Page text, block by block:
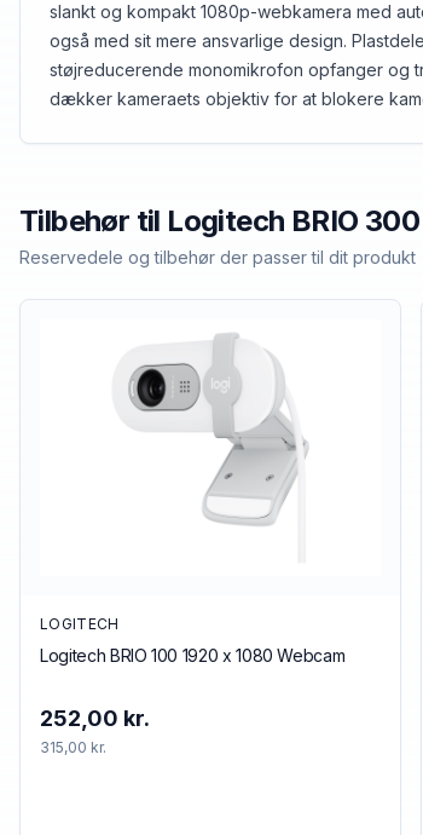
slankt og kompakt 1080p-webkamera med
også med sit mere ansvarlige design.
støjreducerende monomikrofon opfanger og
dækker kameraets objektiv for at blokere
Tilbehør til Logitech BRIO 300
Reservedele og tilbehør der passer til dit produkt
LOGITECH
Logitech BRIO 100 1920 x 1080 Webcam
252,00 kr.
315,00 kr.